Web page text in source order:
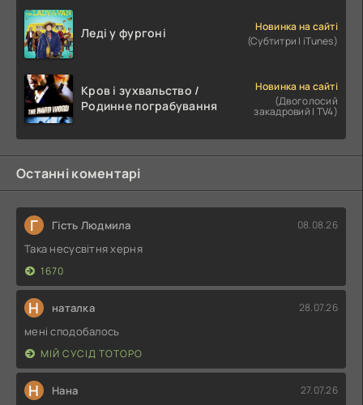
Леді у фургоні
Новинка на сайті
(Субтитри | iTunes)
Кров і зухвальство /
Родинне пограбування
Новинка на сайті
(Двоголосий
закадровий | TV4)
Останні коментарі
Г Гість Людмила 08.08.26
Така несусвітня херня
1670
Н наталка 28.07.26
мені сподобалось
МІЙ СУСІД ТОТОРО
Н Нана 27.07.26